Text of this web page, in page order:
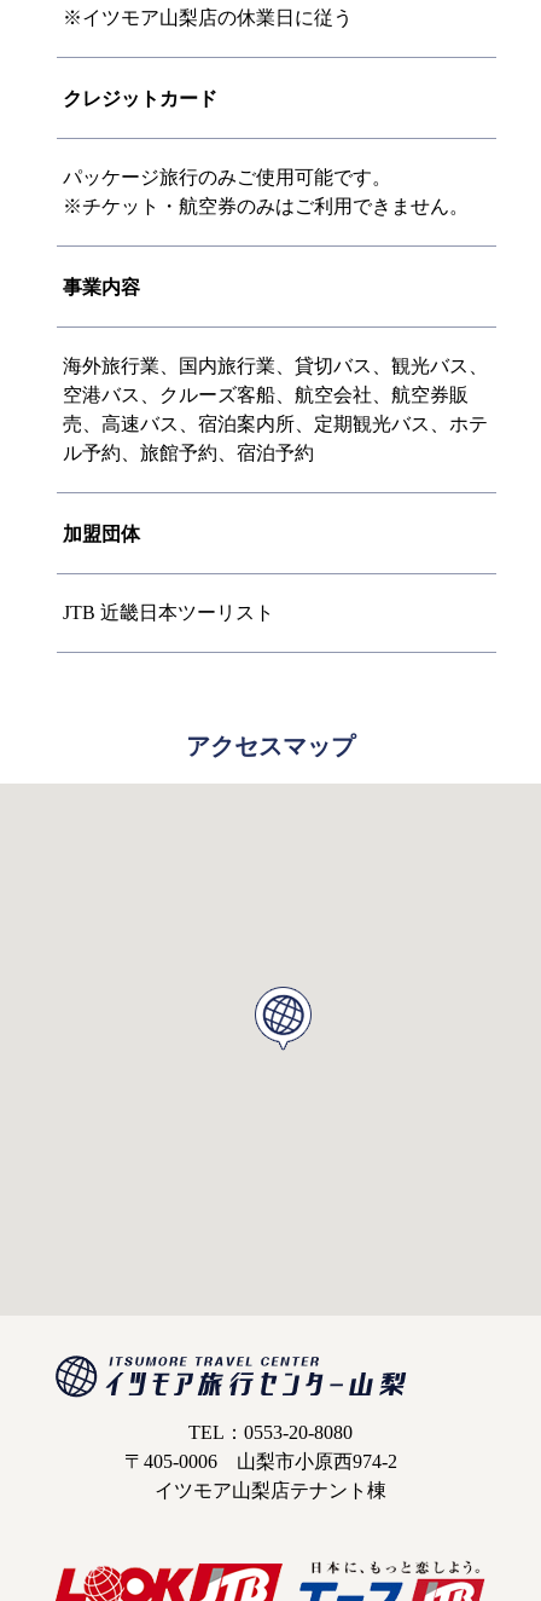
※イツモア山梨店の休業日に従う
クレジットカード
パッケージ旅行のみご使用可能です。
※チケット・航空券のみはご利用できません。
事業内容
海外旅行業、国内旅行業、貸切バス、観光バス、
空港バス、クルーズ客船、航空会社、航空券販
売、高速バス、宿泊案内所、定期観光バス、ホテ
ル予約、旅館予約、宿泊予約
加盟団体
JTB 近畿日本ツーリスト
アクセスマップ
TEL：0553-20-8080
〒405-0006 山梨市小原西974-2
イツモア山梨店テナント棟